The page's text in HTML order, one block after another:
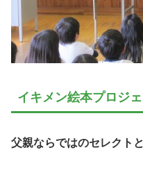
イキメン絵本プロジ
父親ならではのセレクト